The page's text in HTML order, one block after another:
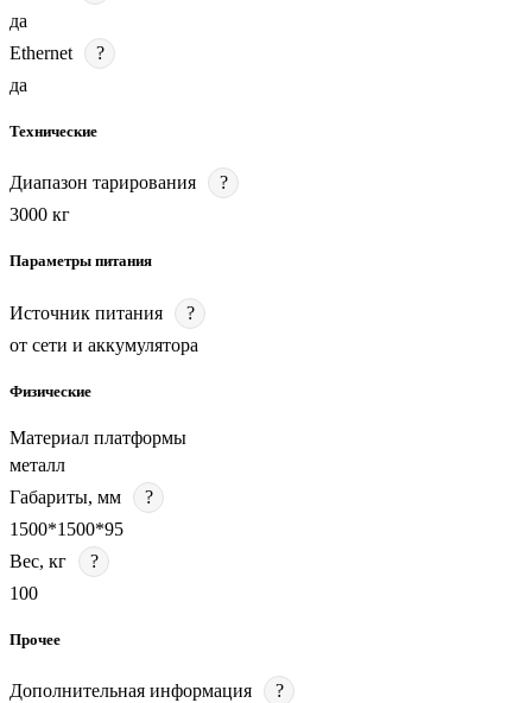
да
Ethernet
?
да
Технические
Диапазон тарирования
?
3000 кг
Параметры питания
Источник питания
?
от сети и аккумулятора
Физические
Материал платформы
металл
Габариты, мм
?
1500*1500*95
Вес, кг
?
100
Прочее
Дополнительная информация
?